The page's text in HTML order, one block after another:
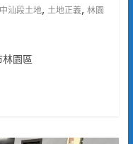
中汕段土地, 土地正義, 林園
林園區